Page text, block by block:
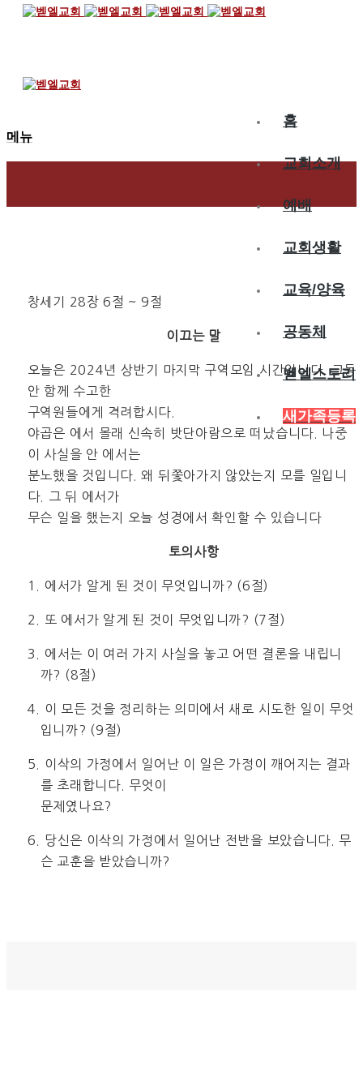
홈
교회소개
예배
교회생활
교육/양육
공동체
벧엘스토리
새가족등록
메뉴
창세기 28장 6절 ~ 9절
이끄는 말
오늘은 2024년 상반기 마지막 구역모임 시간입니다. 그동
안 함께 수고한
구역원들에게 격려합시다.
야곱은 에서 몰래 신속히 밧단아람으로 떠났습니다. 나중
이 사실을 안 에서는
분노했을 것입니다. 왜 뒤쫓아가지 않았는지 모를 일입니
다. 그 뒤 에서가
무슨 일을 했는지 오늘 성경에서 확인할 수 있습니다
토의사항
1. 에서가 알게 된 것이 무엇입니까? (6절)
2. 또 에서가 알게 된 것이 무엇입니까? (7절)
3. 에서는 이 여러 가지 사실을 놓고 어떤 결론을 내립니
까? (8절)
4. 이 모든 것을 정리하는 의미에서 새로 시도한 일이 무엇
입니까? (9절)
5. 이삭의 가정에서 일어난 이 일은 가정이 깨어지는 결과
를 초래합니다. 무엇이
문제였나요?
6. 당신은 이삭의 가정에서 일어난 전반을 보았습니다. 무
슨 교훈을 받았습니까?